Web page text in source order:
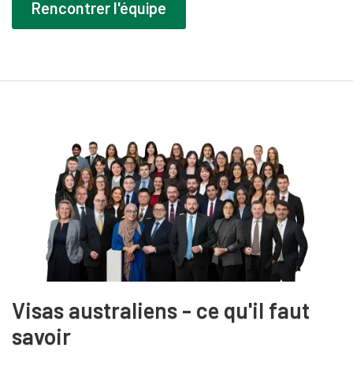
Rencontrer l'équipe
Visas australiens - ce qu'il faut
savoir